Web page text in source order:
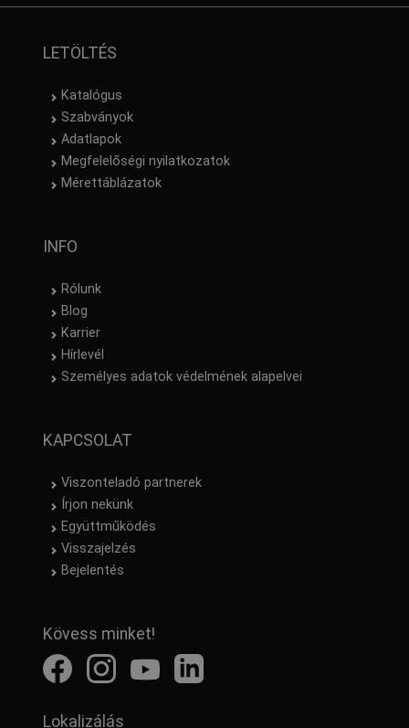
LETÖLTÉS
Katalógus
Szabványok
Adatlapok
Megfelelőségi nyilatkozatok
Mérettáblázatok
INFO
Rólunk
Blog
Karrier
Hírlevél
Személyes adatok védelmének alapelvei
KAPCSOLAT
Viszonteladó partnerek
Írjon nekünk
Együttműködés
Visszajelzés
Bejelentés
Kövess minket!
Lokalizálás